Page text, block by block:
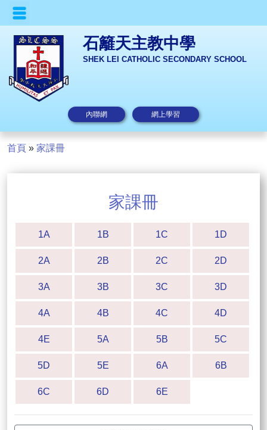
石籬天主教中學
SHEK LEI CATHOLIC SECONDARY SCHOOL
內聯網 網上學習
首頁 » 家課冊
家課冊
1A 1B 1C 1D
2A 2B 2C 2D
3A 3B 3C 3D
4A 4B 4C 4D
4E 5A 5B 5C
5D 5E 6A 6B
6C 6D 6E